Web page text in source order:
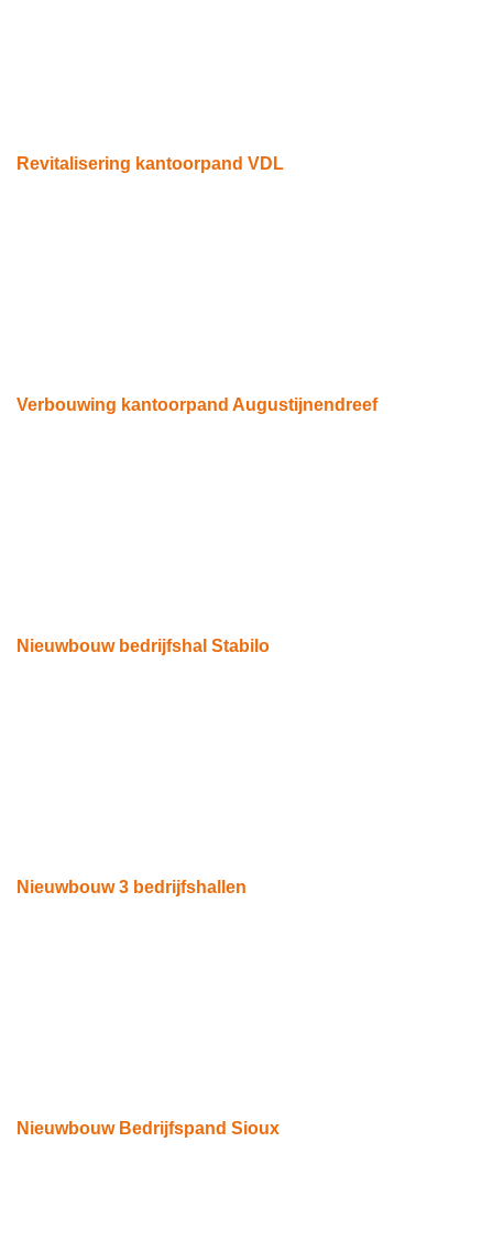
Revitalisering kantoorpand VDL
Verbouwing kantoorpand Augustijnendreef
Nieuwbouw bedrijfshal Stabilo
Nieuwbouw 3 bedrijfshallen
Nieuwbouw Bedrijfspand Sioux